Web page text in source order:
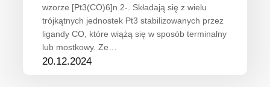
wzorze [Pt3(CO)6]n 2-. Składają się z wielu
trójkątnych jednostek Pt3 stabilizowanych przez
ligandy CO, które wiążą się w sposób terminalny
lub mostkowy. Ze…
20.12.2024